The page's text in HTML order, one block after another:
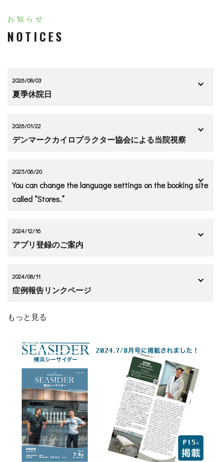
お知らせ
NOTICES
2026/08/03
夏季休院日
2026/01/22
デンマークカイロプラクター協会による当院視察
2025/06/20
You can change the language settings on the booking site
called “Stores.”
2024/12/16
アプリ登録のご案内
2024/08/11
症例報告リンクページ
もっと見る